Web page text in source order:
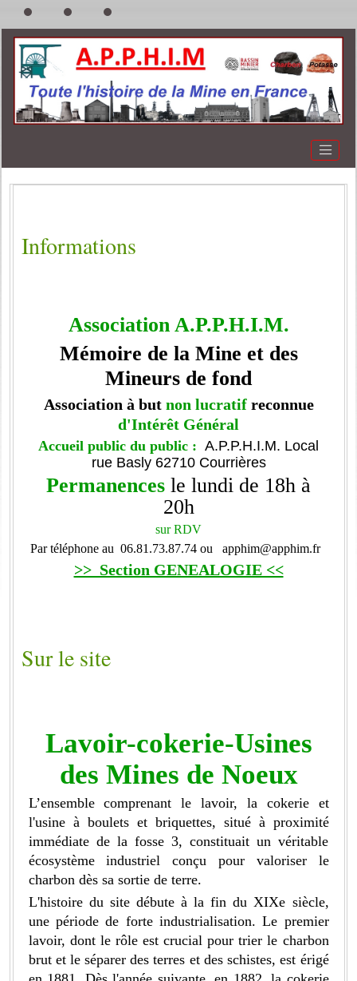
Informations
Association A.P.P.H.I.M.
Mémoire de la Mine et des
Mineurs de fond
Association à but non lucratifreconnue
d'Intérêt Général
Accueil public du public : A.P.P.H.I.M. Local
rue Basly 62710 Courrières
Permanences le lundi de 18h à
20h
sur RDV
Par téléphone au 06.81.73.87.74 ou
apphim@apphim.fr
>> Section GENEALOGIE <<
Sur le site
Lavoir-cokerie-Usines
des Mines de Noeux
L’ensemble comprenant le lavoir, la cokerie et
l'usine à boulets et briquettes, situé à proximité
immédiate de la fosse 3, constituait un véritable
écosystème industriel conçu pour valoriser le
charbon dès sa sortie de terre.
L'histoire du site débute à la fin du XIXe siècle,
une période de forte industrialisation. Le premier
lavoir, dont le rôle est crucial pour trier le charbon
brut et le séparer des terres et des schistes, est érigé